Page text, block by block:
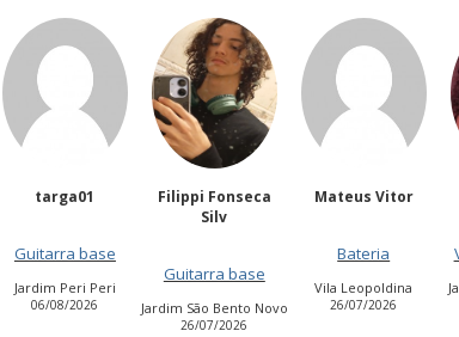
Filippi Fonseca
Jardim São Bento Novo
Mateus Vitor
Vila Leopoldina
26/07/2026
Anailuj Avlis
Vocalista - Baixo
Jardim Aurora (Zona
Leste)